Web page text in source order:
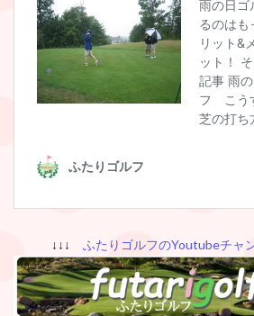
↓↓↓ ふたりゴルフのYoutubeチャ